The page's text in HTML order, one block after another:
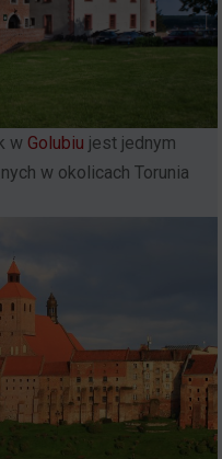
w Golubiu jest jednym
w okolicach Torunia